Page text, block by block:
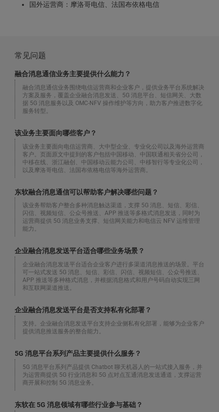
国外运营商：摩洛哥电信、法国布依格电信
常见问题
融合消息通信业务主要提供什么能力？
融合消息通信业务围绕电信运营商和企业客户，提供业务平台系统解决
方案及服务，覆盖企业融合消息发送、5G 消息平台、短信网关、大数
据 5G 消息服务以及 OMC-NFV 操作维护等方向，助力客户推进数字化
服务转型。
该业务主要面向哪些客户？
该业务主要面向电信运营商、大中型企业、专业化公司以及海外运营商
客户。页面原文中提到的客户包括中国移动、中国联通相关省分公司，
中移在线、浙江融创、中国移动云能力公司、中移智行等专业化公司，
以及摩洛哥电信、法国布依格电信等海外运营商。
东软融合消息通信可以帮助客户解决哪些问题？
该业务帮助客户整合多种消息触达渠道，支撑 5G 消息、短信、彩信、
闪信、视频短信、公众号推送、APP 推送等多格式消息发送，同时为
运营商提供 5G 消息业务支撑、短信网关能力和电信云 NFV 运维管理
能力。
企业融合消息发送平台适合哪些业务场景？
企业融合消息发送平台适合企业客户进行多渠道消息推送的场景。平台
可一站式发送 5G 消息、短信、彩信、闪信、视频短信、公众号推送、
APP 推送等多种格式消息，并根据消息格式和用户号码自动实现三网
和互联网渠道推送。
企业融合消息发送平台是否支持私有化部署？
支持。企业融合消息发送平台支持企业侧私有化部署，能够为企业客户
提供消息推送服务的整合能力。
5G 消息平台系列产品主要提供什么服务？
5G 消息平台系列产品提供 Chatbot 聊天机器人的一站式接入服务，并
为运营商提供 5G 行业消息和 5G 点对点互通消息发送通道，支撑运营
商开展和控制 5G 消息业务。
东软在 5G 消息领域有哪些行业参与基础？